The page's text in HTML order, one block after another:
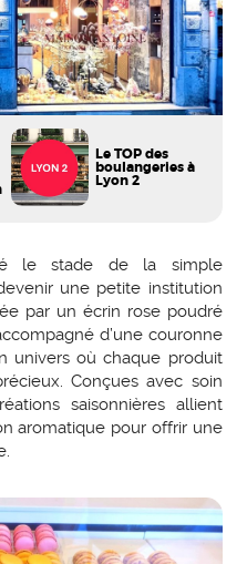
Le TOP des
boulangeries à
Lyon 2
le stade de la simple
une petite institution
par un écrin rose poudré
d’une couronne
univers où chaque produit
Conçues avec soin
saisonnières allient
aromatique pour offrir une